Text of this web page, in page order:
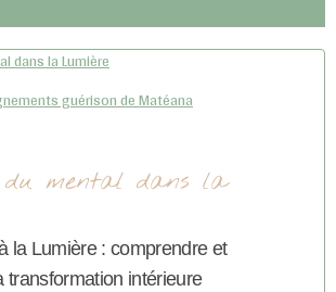
guérison de Matéana
du mental dans la
la Lumière : comprendre et
transformation intérieure